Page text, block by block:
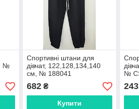
№
Спортивні штани для
дівчат, 122,128,134,140
см, № 188041
682₴
Купити
№
243